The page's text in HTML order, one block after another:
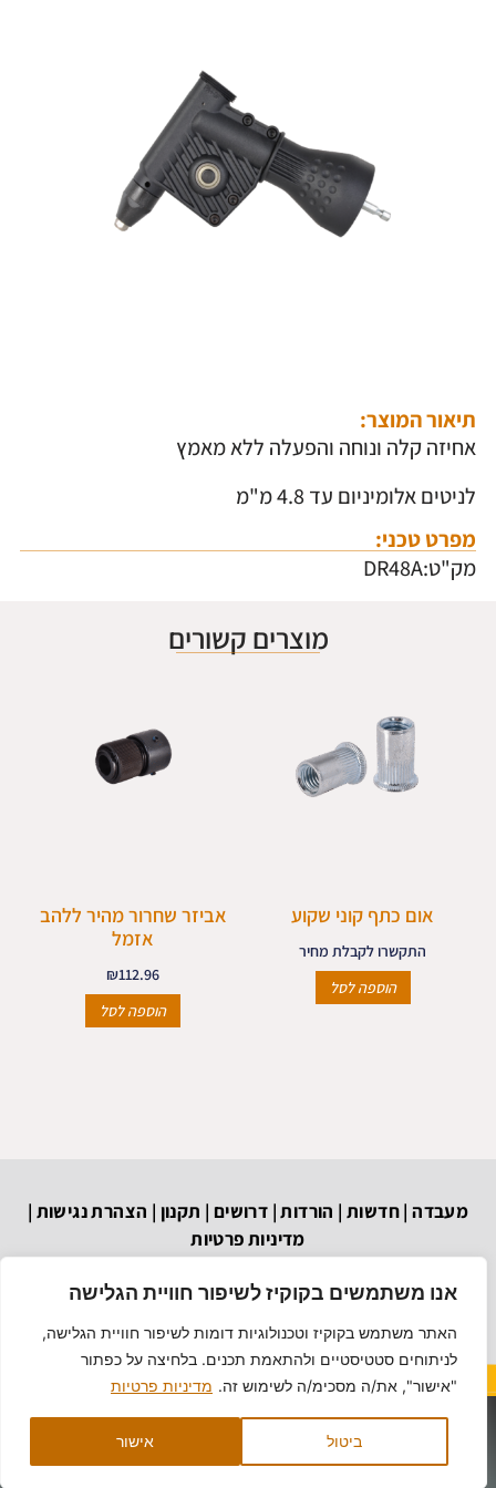
אנו משתמשים בקוקיז לשיפור חוויית הגלישה
האתר משתמש בקוקיז וטכנולוגיות דומות לשיפור חוויית הגלישה,
לניתוחים סטטיסטיים ולהתאמת תכנים. בלחיצה על כפתור
"אישור", את/ה מסכימ/ה לשימוש זה. מדיניות פרטיות
ביטול אישור
תיאור המוצר:
אחיזה קלה ונוחה והפעלה ללא מאמץ
לניטים אלומיניום עד 4.8 מ"מ
מפרט טכני:
מק"ט:DR48A
מוצרים קשורים
אום כתף קוני שקוע
התקשרו לקבלת מחיר
הוספה לסל
אביזר שחרור מהיר ללהב
אזמל
₪112.96
הוספה לסל
מעבדה|חדשות| הורדות| דרושים | תקנון | הצהרת נגישות |
מדיניות פרטיות
הבנאי 6 א.ת. חולון 03-6879037
וואטסאפ
techef@bezeqint.net
תכפ סוכנויות (1993) בע"מ